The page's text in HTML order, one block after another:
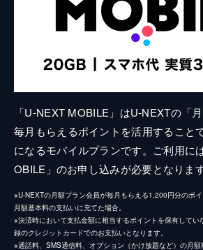
「U-NEXT MOBILE」はU-NEXTの「
毎月もらえるポイントを活用すること
になるモバイルプランです。ご利用に
OBILE」のお申し込みが必要となります
※U-NEXTの月額プラン会員が毎月もらえる1,200円分のポ
月額基本料の支払いに充てた場合。
※決済時において支払金額に相当するポイントを保有して
録のクレジットカードでのお支払いとなります。
※通話料、SMS通信料、オプション（かけ放題など）の月額